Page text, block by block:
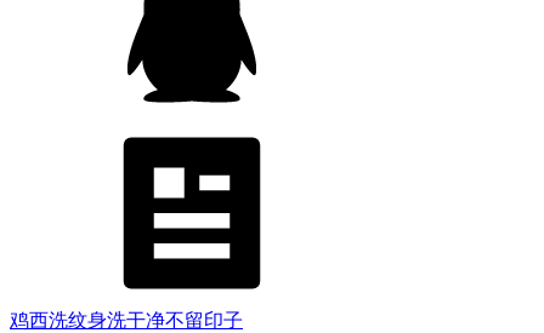
鸡西洗纹身洗干净不留印子